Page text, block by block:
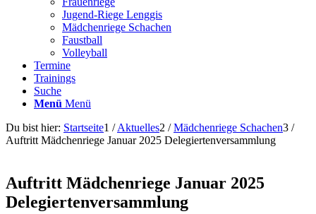
Jugend-Riege Lenggis
Mädchenriege Schachen
Faustball
Volleyball
Termine
Trainings
Suche
Menü Menü
Du bist hier: Startseite1 / Aktuelles2 / Mädchenriege Schachen3 /
Auftritt Mädchenriege Januar 2025 Delegiertenversammlung
Auftritt Mädchenriege Januar 2025
Delegiertenversammlung